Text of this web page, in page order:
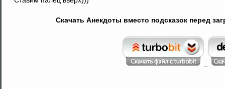
Скачать Анекдоты вместо подсказок перед